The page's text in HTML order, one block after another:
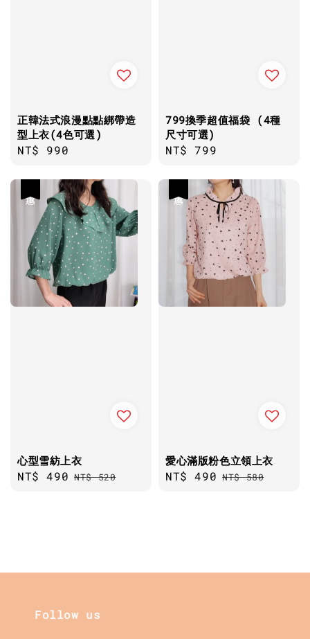
正韓法式浪漫點點綁帶造
型上衣(4色可選)
Regular
NT$ 990
799換季超值福袋 (4種
尺寸可選)
Regular
NT$ 799
心型雪紡上衣
Sale
NT$ 490 Regular
NT$ 520
愛心滿版粉色立領上衣
Sale
NT$ 490 Regular
NT$ 580
Follow us